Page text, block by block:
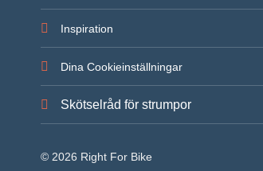
Inspiration
Dina Cookieinställningar
Skötselråd för strumpor
© 2026 Right For Bike